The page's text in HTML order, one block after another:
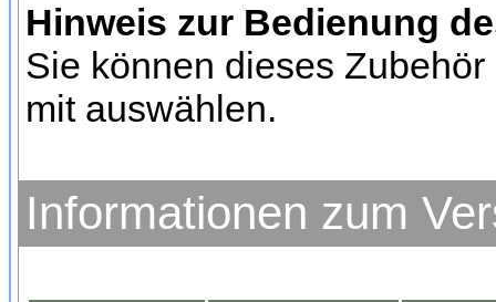
Hinweis zur Bedienung
Sie können dieses
mit auswählen.
Informationen zum